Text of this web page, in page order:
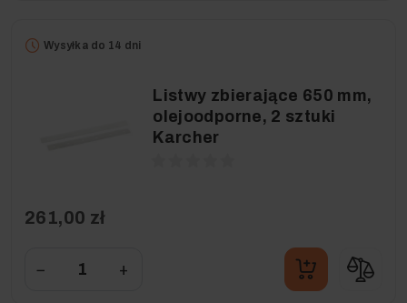
Wysyłka do 14 dni
Listwy zbierające 650 mm,
olejoodporne, 2 sztuki
Karcher
261,00 zł
− +